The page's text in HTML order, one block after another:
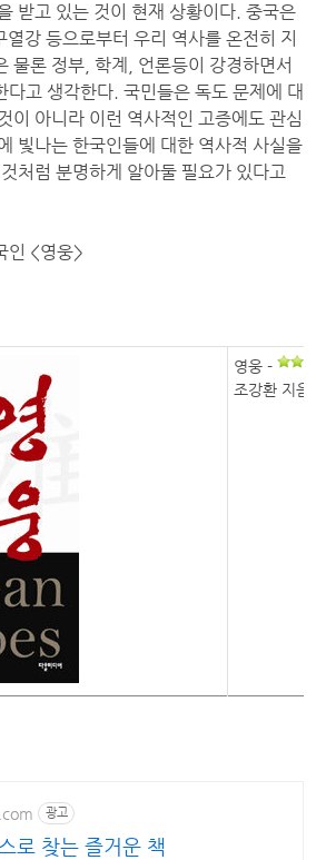
받고 있는 것이 현재 상황이다. 중국은
강 등으로부터 우리 역사를 온전히 지
물론 정부, 학계, 언론등이 강경하면서
다고 생각한다. 국민들은 독도 문제에 대
이 아니라 이런 역사적인 고증에도 관심
빛나는 한국인들에 대한 역사적 사실을
처럼 분명하게 알아둘 필요가 있다고
인 <영웅>
영웅 -
조강환 지음/
광고
로 찾는 즐거운 책